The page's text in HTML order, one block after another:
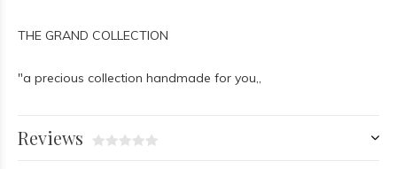
THE GRAND COLLECTION
"a precious collection handmade for you,,
Reviews